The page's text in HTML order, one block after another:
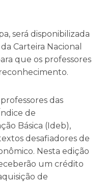
será disponibilizada
Carteira Nacional
que os professores
das
de
Básica (Ideb),
desafiadores de
Nesta edição
um crédito
de